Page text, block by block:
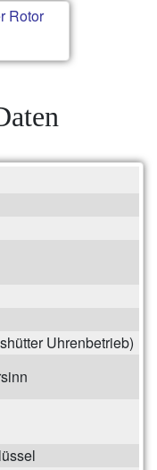
Uhrenbetrieb)